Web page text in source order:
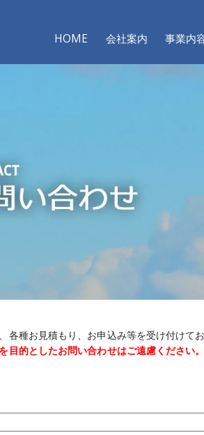
HOME 会社案内 事業内
各種お見積もり、お申込み等を受け付けてお
目的としたお問い合わせはご遠慮ください。